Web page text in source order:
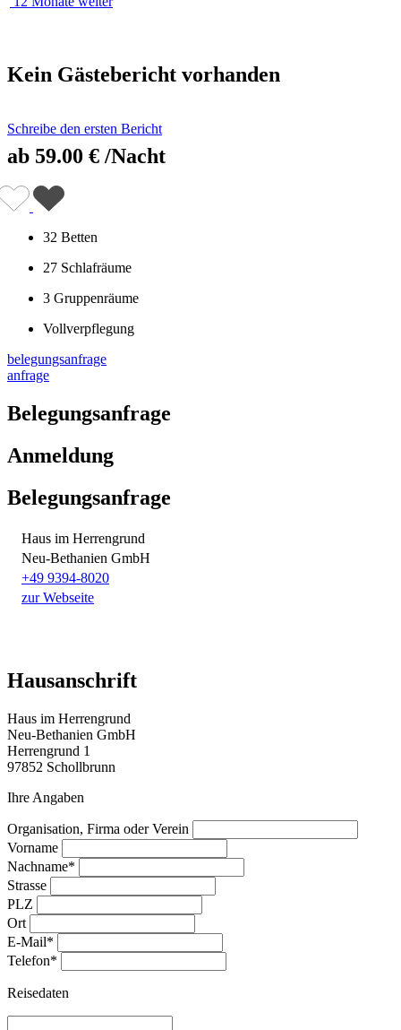
Kein Gästebericht vorhanden
Schreibe den ersten Bericht
ab 59.00 € /Nacht
32 Betten
27 Schlafräume
3 Gruppenräume
Vollverpflegung
belegungsanfrage
anfrage
Belegungsanfrage
Anmeldung
Belegungsanfrage
Haus im Herrengrund
Neu-Bethanien GmbH
+49 9394-8020
zur Webseite
Hausanschrift
Haus im Herrengrund
Neu-Bethanien GmbH
Herrengrund 1
97852 Schollbrunn
Ihre Angaben
Organisation, Firma oder Verein
Vorname
Nachname*
Strasse
PLZ
Ort
E-Mail*
Telefon*
Reisedaten